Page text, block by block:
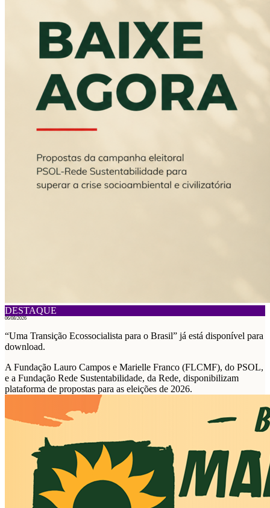
DESTAQUE
06/08/2026
“Uma Transição Ecossocialista para o Brasil” já está disponível para
download.
A Fundação Lauro Campos e Marielle Franco (FLCMF), do PSOL,
e a Fundação Rede Sustentabilidade, da Rede, disponibilizam
plataforma de propostas para as eleições de 2026.